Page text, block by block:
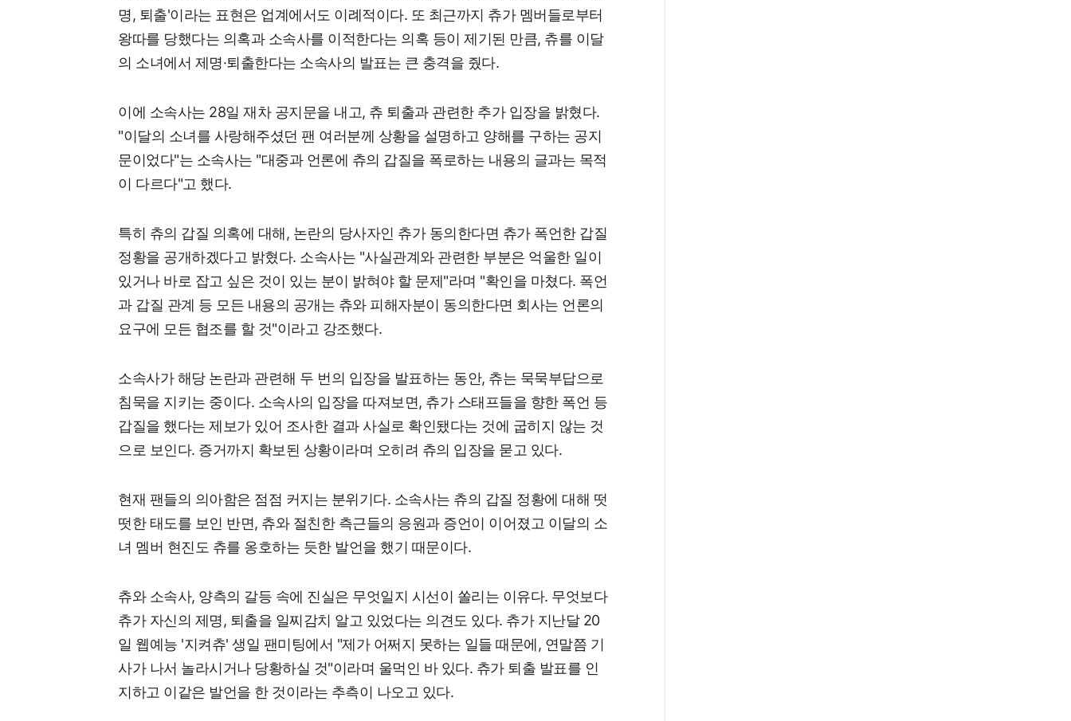
명, 퇴출'이라는 표현은 업계에서도 이례적이다. 또 최근까지 츄가 멤버들로부터
왕따를 당했다는 의혹과 소속사를 이적한다는 의혹 등이 제기된 만큼, 츄를 이달
의 소녀에서 제명·퇴출한다는 소속사의 발표는 큰 충격을 줬다.
이에 소속사는 28일 재차 공지문을 내고, 츄 퇴출과 관련한 추가 입장을 밝혔다.
"이달의 소녀를 사랑해주셨던 팬 여러분께 상황을 설명하고 양해를 구하는 공지
문이었다"는 소속사는 "대중과 언론에 츄의 갑질을 폭로하는 내용의 글과는 목적
이 다르다"고 했다.
특히 츄의 갑질 의혹에 대해, 논란의 당사자인 츄가 동의한다면 츄가 폭언한 갑질
정황을 공개하겠다고 밝혔다. 소속사는 "사실관계와 관련한 부분은 억울한 일이
있거나 바로 잡고 싶은 것이 있는 분이 밝혀야 할 문제"라며 "확인을 마쳤다. 폭언
과 갑질 관계 등 모든 내용의 공개는 츄와 피해자분이 동의한다면 회사는 언론의
요구에 모든 협조를 할 것"이라고 강조했다.
소속사가 해당 논란과 관련해 두 번의 입장을 발표하는 동안, 츄는 묵묵부답으로
침묵을 지키는 중이다. 소속사의 입장을 따져보면, 츄가 스태프들을 향한 폭언 등
갑질을 했다는 제보가 있어 조사한 결과 사실로 확인됐다는 것에 굽히지 않는 것
으로 보인다. 증거까지 확보된 상황이라며 오히려 츄의 입장을 묻고 있다.
현재 팬들의 의아함은 점점 커지는 분위기다. 소속사는 츄의 갑질 정황에 대해 떳
떳한 태도를 보인 반면, 츄와 절친한 측근들의 응원과 증언이 이어졌고 이달의 소
녀 멤버 현진도 츄를 옹호하는 듯한 발언을 했기 때문이다.
츄와 소속사, 양측의 갈등 속에 진실은 무엇일지 시선이 쏠리는 이유다. 무엇보다
츄가 자신의 제명, 퇴출을 일찌감치 알고 있었다는 의견도 있다. 츄가 지난달 20
일 웹예능 '지켜츄' 생일 팬미팅에서 "제가 어쩌지 못하는 일들 때문에, 연말쯤 기
사가 나서 놀라시거나 당황하실 것"이라며 울먹인 바 있다. 츄가 퇴출 발표를 인
지하고 이같은 발언을 한 것이라는 추측이 나오고 있다.